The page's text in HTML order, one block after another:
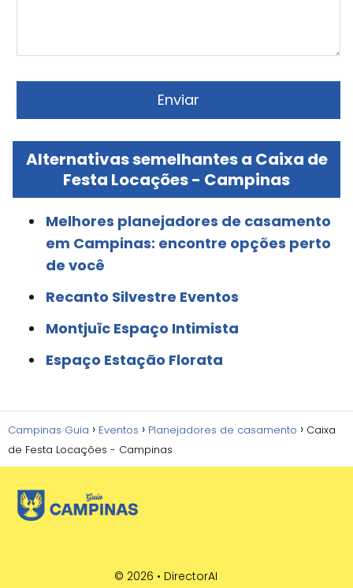
Alternativas semelhantes a Caixa de
Festa Locações - Campinas
Melhores planejadores de casamento
em Campinas: encontre opções perto
de você
Recanto Silvestre Eventos
Montjuïc Espaço Intimista
Espaço Estação Florata
Campinas Guia Eventos Planejadores de casamento
Caixa
de Festa Locações - Campinas
© 2026 • DirectorAI